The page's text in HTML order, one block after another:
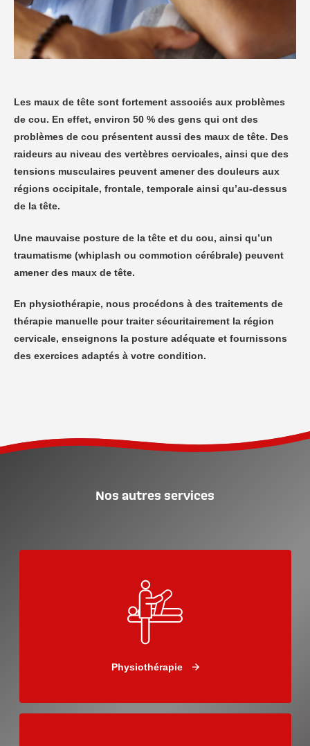
Les maux de tête sont fortement associés aux problèmes
de cou. En effet, environ 50 % des gens qui ont des
problèmes de cou présentent aussi des maux de tête. Des
raideurs au niveau des vertèbres cervicales, ainsi que des
tensions musculaires peuvent amener des douleurs aux
régions occipitale, frontale, temporale ainsi qu’au-dessus
de la tête.
Une mauvaise posture de la tête et du cou, ainsi qu’un
traumatisme (whiplash ou commotion cérébrale) peuvent
amener des maux de tête.
En physiothérapie, nous procédons à des traitements de
thérapie manuelle pour traiter sécuritairement la région
cervicale, enseignons la posture adéquate et fournissons
des exercices adaptés à votre condition.
Nos autres services
Physiothérapie